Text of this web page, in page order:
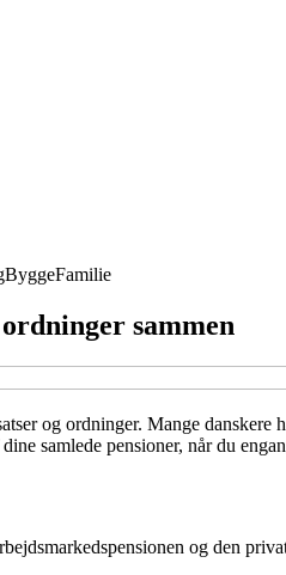
ByggeFamilie
sammen
og ordninger. Mange
samlede pensioner, når du
og den